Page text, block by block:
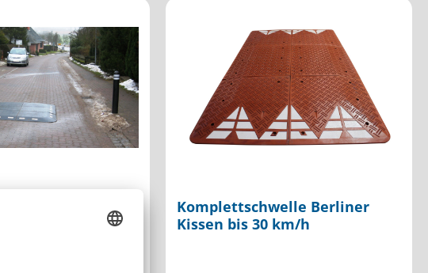
Komplettschwelle Berliner
Kissen bis 30 km/h